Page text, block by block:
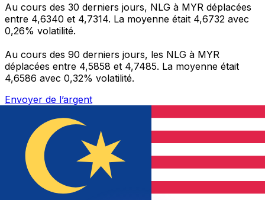
Au cours des 30 derniers jours, NLG à MYR déplacées
entre 4,6340 et 4,7314. La moyenne était 4,6732 avec
0,26% volatilité.
Au cours des 90 derniers jours, les NLG à MYR
déplacées entre 4,5858 et 4,7485. La moyenne était
4,6586 avec 0,32% volatilité.
Envoyer de l’argent
Gérez votre argent et vos devises lorsque vous
êtes en déplacement
L'application Xe réunit toutes les fonctionnalités
nécessaires pour vos transferts d'argent internationaux
et la gestion de vos devises. Convertissez des devises,
programmez des alertes de taux et transférez de